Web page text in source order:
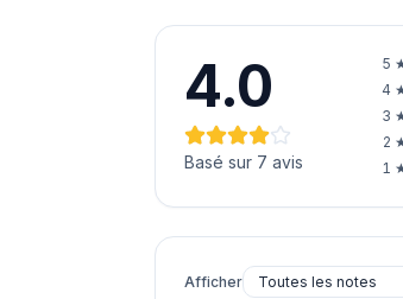
4.0
Basé sur 7 avis
5
4
3
2
1
Afficher